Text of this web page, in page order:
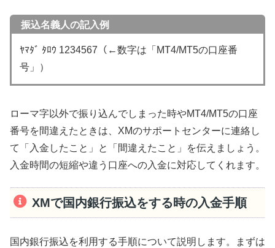
振込名義人の記入例
ﾔﾏﾀﾞ ﾀﾛｳ 1234567（←数字は「MT4/MT5の口座番
号」）
ローマ字以外で振り込んでしまった時やMT4/MT5の口座
番号を間違えたときは、XMのサポートセンターに連絡し
て「入金したこと」と「間違えたこと」を伝えましょう。
入金時間の短縮や違う口座への入金に対応してくれます。
XMで国内銀行振込をする時の入金手順
国内銀行振込を利用する手順について説明します。まずは